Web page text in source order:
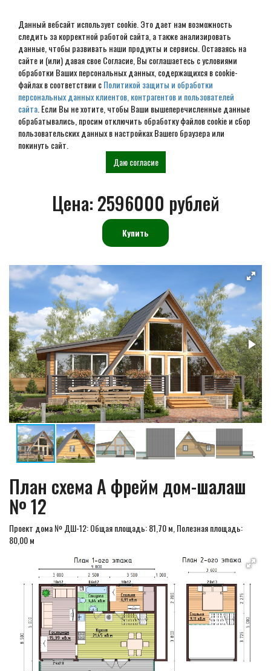
Данный вебсайт использует cookie. Это дает нам возможность
следить за корректной работой сайта, а также анализировать
данные, чтобы развивать наши продукты и сервисы. Оставаясь на
сайте и (или) давая свое Согласие, Вы соглашаетесь с условиями
обработки Ваших персональных данных, содержащихся в cookie-
файлах в соответствии сПолитикой защиты и обработки
персональных данных клиентов, контрагентов и пользователей
сайта . Если Вы не хотите, чтобы Ваши вышеперечисленные данные
обрабатывались, просим отключить обработку файлов cookie и сбор
пользовательских данных в настройках Вашего браузера или
покинуть сайт.
Даю согласие
А фрейм дом-шалаш №
ДШ-12
Главная Проекты Дома-шалаши А фрейм дом-шалаш № 12
Цена: 2596000 рублей
Купить
План схема А фрейм дом-шалаш
№ 12
Проект дома № ДШ-12: Общая площадь: 81,70 м, Полезная площадь:
80,00 м